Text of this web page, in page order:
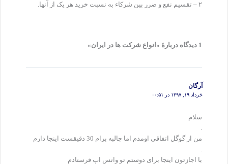
۲ – تقسیم نفع و ضرر بین شرکاء به نسبت خرید هر یک از آنها.
1 دیدگاه دربارهٔ «انواع شرکت ها در ایران»
آرگان
خرداد ۱۹, ۱۳۹۷ در ۰۰:۵۱
سلام
.
من از گوگل اتفاقی اومدم اما جالبه برام 30 دقیقست اینجا دارم
.
با اجازتون اینجا برای دوستم تو واتس اپ فرستادم